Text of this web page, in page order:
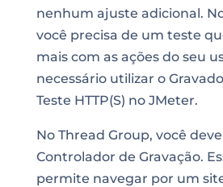
nenhum ajuste adicional.
você precisa de um teste
mais com as ações do seu
necessário utilizar o
Teste HTTP(S) no JMeter.
No Thread Group, você
Controlador de Gravação.
permite navegar por um